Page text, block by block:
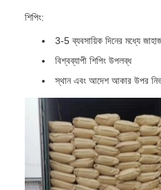
শিপিং:
3-5 ব্যবসায়িক দিনের মধ্যে
বিশ্বব্যাপী শিপিং উপলব্ধ
স্থান এবং আদেশ আকার উপর